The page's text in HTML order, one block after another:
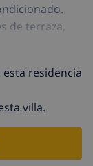
de terraza,
plancha,
tener en
Internet
rodeada de
residencia
villa.